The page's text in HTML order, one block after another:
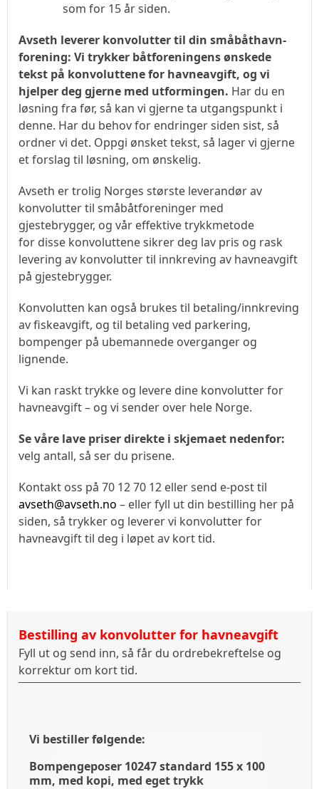
som for 15 år siden.
Avseth leverer konvolutter til din småbåthavn-
forening: Vi trykker båtforeningens ønskede
tekst på konvoluttene for havneavgift, og vi
hjelper deg gjerne med utformingen. Har du en
løsning fra før, så kan vi gjerne ta utgangspunkt i
denne. Har du behov for endringer siden sist, så
ordner vi det. Oppgi ønsket tekst, så lager vi gjerne
et forslag til løsning, om ønskelig.
Avseth er trolig Norges største leverandør av
konvolutter til småbåtforeninger med
gjestebrygger, og vår effektive trykkmetode
for disse konvoluttene sikrer deg lav pris og rask
levering av konvolutter til innkreving av havneavgift
på gjestebrygger.
Konvolutten kan også brukes til betaling/innkreving
av fiskeavgift, og til betaling ved parkering,
bompenger på ubemannede overganger og
lignende.
Vi kan raskt trykke og levere dine konvolutter for
havneavgift – og vi sender over hele Norge.
Se våre lave priser direkte i skjemaet nedenfor:
velg antall, så ser du prisene.
Kontakt oss på 70 12 70 12 eller send e-post til
avseth@avseth.no – eller fyll ut din bestilling her på
siden, så trykker og leverer vi konvolutter for
havneavgift til deg i løpet av kort tid.
Bestilling av konvolutter for havneavgift
Fyll ut og send inn, så får du ordrebekreftelse og
korrektur om kort tid.
Vi bestiller følgende:
Bompengeposer 10247 standard 155 x 100
mm, med kopi, med eget trykk